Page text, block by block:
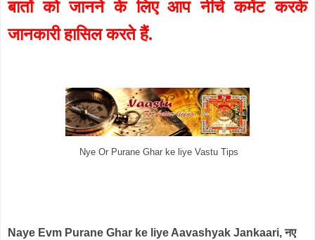
बातों को जानने के लिए आप नीचे कमेंट करके
जानकारी हासिल करते हैं.
Nye Or Purane Ghar ke liye Vastu Tips
Naye Evm Purane Ghar ke liye Aavashyak Jankaari,नए